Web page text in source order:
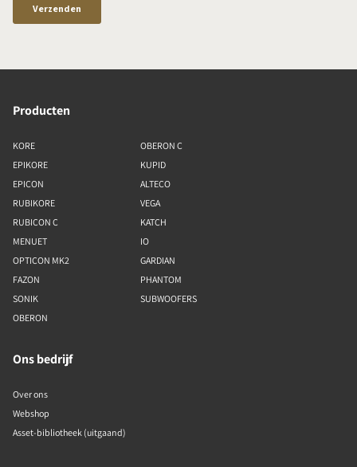
Producten
KORE
EPIKORE
EPICON
RUBIKORE
RUBICON C
MENUET
OPTICON MK2
FAZON
SONIK
OBERON
OBERON C
KUPID
ALTECO
VEGA
KATCH
IO
GARDIAN
PHANTOM
SUBWOOFERS
Ons bedrijf
Over ons
Webshop
Asset-bibliotheek (uitgaand)